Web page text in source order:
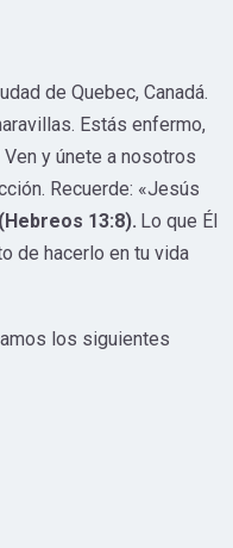
de Quebec, Canadá.
Estás enfermo,
Ven y únete a nosotros
Recuerde: «Jesús
(Hebreos 13:8). Lo que Él
de hacerlo en tu vida
los siguientes